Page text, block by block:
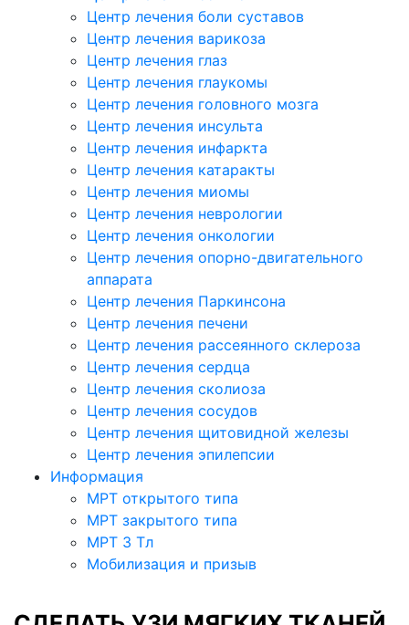
Центр лечения боли суставов
Центр лечения варикоза
Центр лечения глаз
Центр лечения глаукомы
Центр лечения головного мозга
Центр лечения инсульта
Центр лечения инфаркта
Центр лечения катаракты
Центр лечения миомы
Центр лечения неврологии
Центр лечения онкологии
Центр лечения опорно-двигательного
аппарата
Центр лечения Паркинсона
Центр лечения печени
Центр лечения рассеянного склероза
Центр лечения сердца
Центр лечения сколиоза
Центр лечения сосудов
Центр лечения щитовидной железы
Центр лечения эпилепсии
Информация
МРТ открытого типа
МРТ закрытого типа
МРТ 3 Тл
Мобилизация и призыв